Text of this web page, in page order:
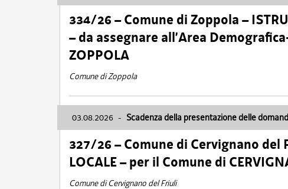
334/26 – Comune di Zoppola –
– da assegnare all’Area
ZOPPOLA
Comune di Zoppola
03.08.2026 - Scadenza della presentazione delle
327/26 – Comune di Cervignano del
LOCALE – per il Comune di
Comune di Cervignano del Friuli